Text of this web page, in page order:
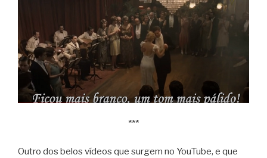
***
Outro dos belos vídeos que surgem no YouTube, e que